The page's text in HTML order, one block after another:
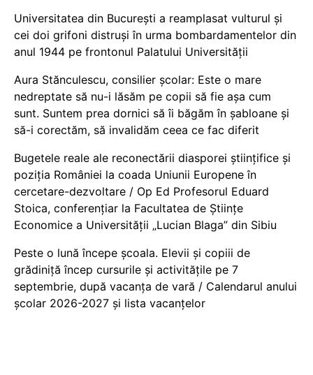
Universitatea din București a reamplasat vulturul și
cei doi grifoni distruși în urma bombardamentelor din
anul 1944 pe frontonul Palatului Universității
Aura Stănculescu, consilier școlar: Este o mare
nedreptate să nu-i lăsăm pe copii să fie așa cum
sunt. Suntem prea dornici să îi băgăm în șabloane și
să-i corectăm, să invalidăm ceea ce fac diferit
Bugetele reale ale reconectării diasporei științifice și
poziția României la coada Uniunii Europene în
cercetare-dezvoltare / Op Ed Profesorul Eduard
Stoica, conferențiar la Facultatea de Științe
Economice a Universității „Lucian Blaga” din Sibiu
Peste o lună începe școala. Elevii și copiii de
grădiniță încep cursurile și activitățile pe 7
septembrie, după vacanța de vară / Calendarul anului
școlar 2026-2027 și lista vacanțelor